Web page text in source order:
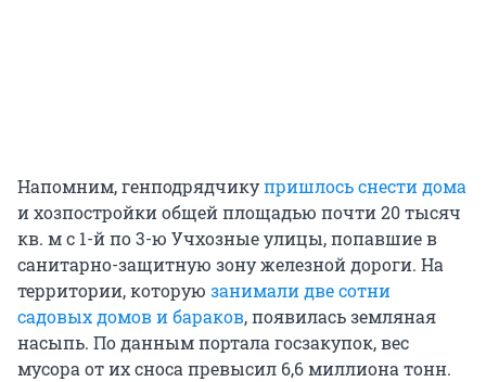
Напомним, генподрядчикупришлось снести дома
и хозпостройки общей площадью почти 20 тысяч
кв. м с 1-й по 3-ю Учхозные улицы, попавшие в
санитарно-защитную зону железной дороги. На
территории, которую занимали две сотни
садовых домов и бараков, появилась земляная
насыпь. По данным портала госзакупок, вес
мусора от их сноса превысил 6,6 миллиона тонн.